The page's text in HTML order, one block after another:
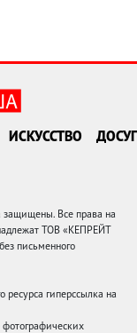
ИСКУССТВО ДОСУГ
Все права на
ТОВ «КЕПРЕЙТ
письменного
гиперссылка на